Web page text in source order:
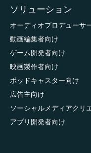
ソリューション
オーディオプロデューサ
動画編集者向け
ゲーム開発者向け
映画製作者向け
ポッドキャスター向け
広告主向け
ソーシャルメディアクリ
アプリ開発者向け